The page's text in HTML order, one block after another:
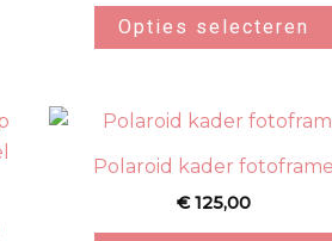
Opties selecteren
Polaroid kader fotoframe
€125,00